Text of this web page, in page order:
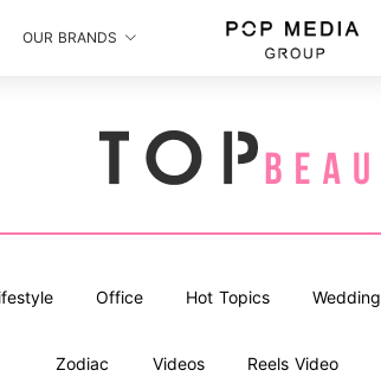
OUR BRANDS
Office Hot Topics Wedding
Zodiac Videos Reels Video